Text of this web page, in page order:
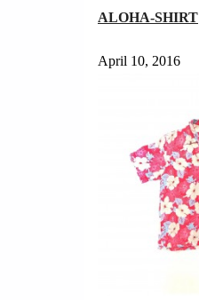
ALOHA-SHIRT
April 10, 2016